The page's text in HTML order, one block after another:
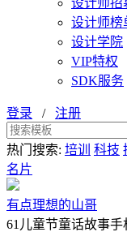
设计师招
设计师榜
设计学院
VIP特权
SDK服务
登录 / 注册
热门搜索: 培训 科技
名片
有点理想的山哥
61儿童节童话故事手